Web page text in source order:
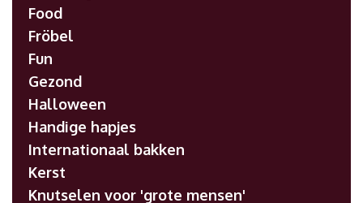
Food
Fröbel
Fun
Gezond
Halloween
Handige hapjes
Internationaal bakken
Kerst
Knutselen voor 'grote mensen'